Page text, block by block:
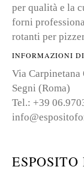
per qualità e la
forni
rotanti per
INFORMAZIONI DI
Via
Segni (Roma)
Tel.: +39
ESPOSITO